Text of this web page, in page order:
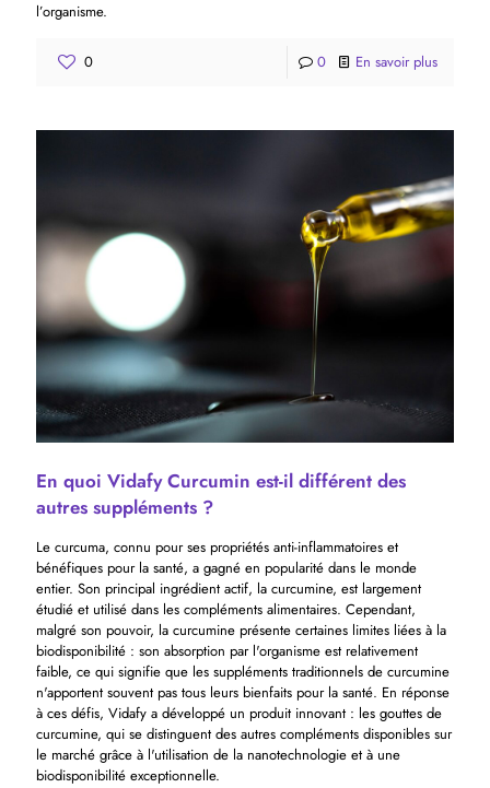
l’organisme.
0 0 En savoir plus
En quoi Vidafy Curcumin est-il différent des
autres suppléments ?
Le curcuma, connu pour ses propriétés anti-inflammatoires et
bénéfiques pour la santé, a gagné en popularité dans le monde
entier. Son principal ingrédient actif, la curcumine, est largement
étudié et utilisé dans les compléments alimentaires. Cependant,
malgré son pouvoir, la curcumine présente certaines limites liées à la
biodisponibilité : son absorption par l'organisme est relativement
faible, ce qui signifie que les suppléments traditionnels de curcumine
n'apportent souvent pas tous leurs bienfaits pour la santé. En réponse
à ces défis, Vidafy a développé un produit innovant : les gouttes de
curcumine, qui se distinguent des autres compléments disponibles sur
le marché grâce à l'utilisation de la nanotechnologie et à une
biodisponibilité exceptionnelle.